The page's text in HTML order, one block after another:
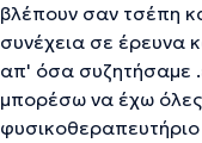
βλέπουν σαν τσέπη
συνέχεια σε έρευνα
απ' όσα συζητήσαμε
μπορέσω να έχω όλες